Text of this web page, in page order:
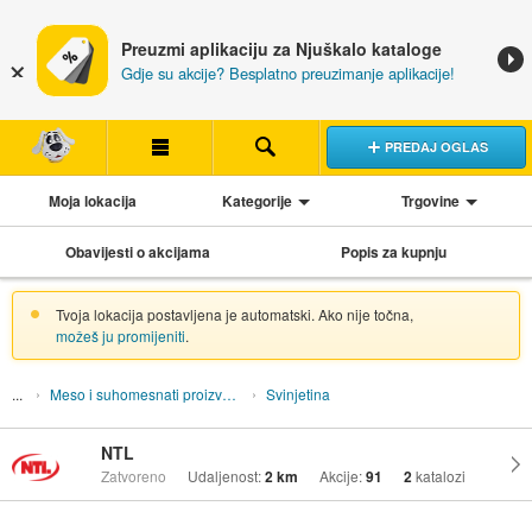
Preuzmi aplikaciju za Njuškalo kataloge
Gdje su akcije? Besplatno preuzimanje aplikacije!
PREDAJ OGLAS
Moja lokacija Kategorije Trgovine
Obavijesti o akcijama Popis za kupnju
Tvoja lokacija postavljena je automatski. Ako nije točna,
možeš ju promijeniti.
Meso i suhomesnati proizvodi Svinjetina
NTL
Zatvoreno Udaljenost:2 km Akcije:91 2katalozi